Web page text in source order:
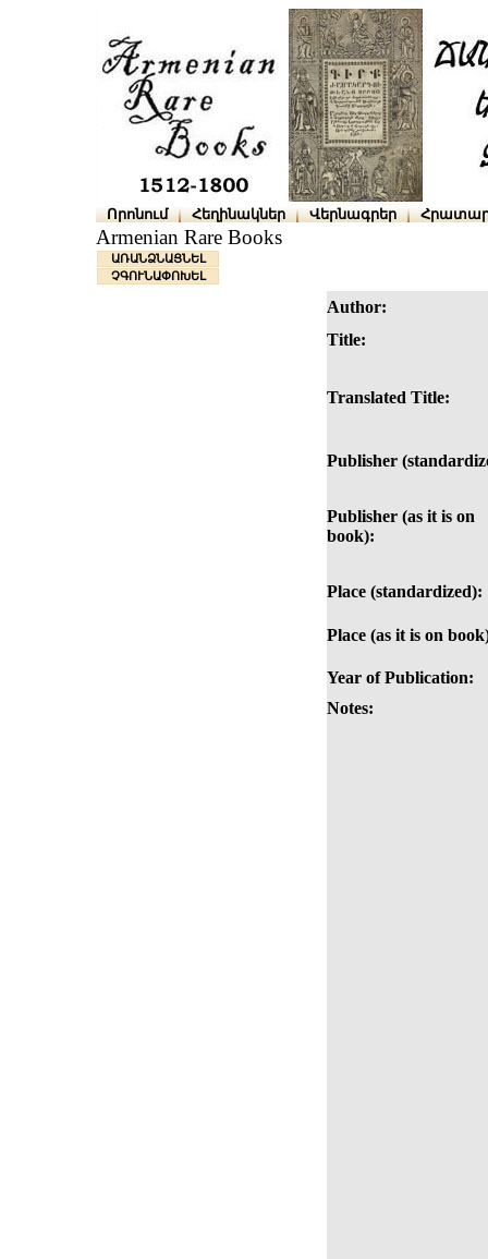
Որոնում Հեղինակներ Վերնագրեր
Armenian Rare Books
ԱՌԱՆՁՆԱՑՆԵԼ
ՉԳՈՒՆԱՓՈԽԵԼ
Author:
Title:
Translated Title:
Publisher
Publisher (as it is on
book):
Place (standardized):
Place (as it is on
Year of Publication:
Notes: